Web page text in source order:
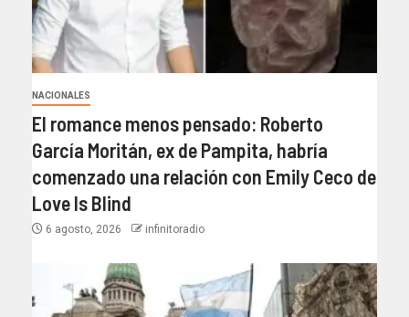
NACIONALES
El romance menos pensado: Roberto
García Moritán, ex de Pampita, habría
comenzado una relación con Emily Ceco de
Love Is Blind
6 agosto, 2026 infinitoradio